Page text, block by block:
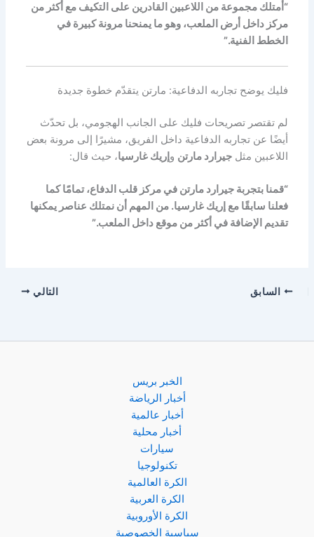
“أمتلك مجموعة من اللاعبين القادرين على التكيف مع أكثر من
مركز داخل أرض الملعب، وهو ما يمنحنا مرونة كبيرة في
الخطط الفنية.”
فليك يوضح تجاربه الدفاعية: مارتن يتقدّم خطوة جديدة
لم تقتصر تصريحات فليك على الجانب الهجومي، بل تحدّث
أيضًا عن تجاربه الدفاعية داخل الفريق، مشيرًا إلى مرونة بعض
اللاعبين مثلجيرارد مارتن و إريك غارسيا، حيث قال:
“قمنا بتجربة جيرارد مارتن في مركز قلب الدفاع، تمامًا كما
فعلنا سابقًا مع إريك غارسيا. من المهم أن نمتلك عناصر يمكنها
تقديم الإضافة في أكثر من موقع داخل الملعب.”
السابق التالي
الخبر بريس
أخبار الرياضة
أخبار عالمية
أخبار محلية
سيارات
تكنولوجيا
الكرة العالمية
الكرة العربية
الكرة الأوروبية
سياسية الخصوصية